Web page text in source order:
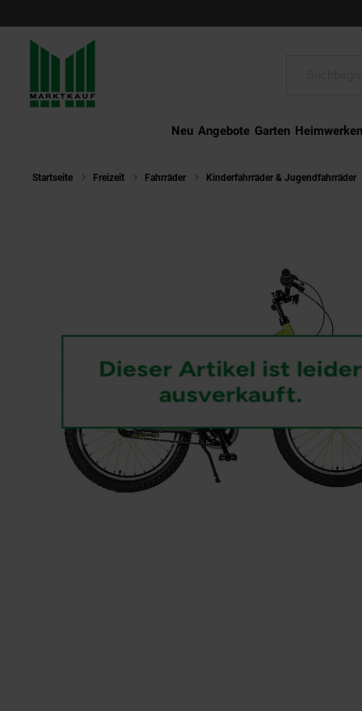
Neu Angebote Garten Heimwerken
Startseite Freizeit Fahrräder Kinderfahrräder & Jugendfahrräder